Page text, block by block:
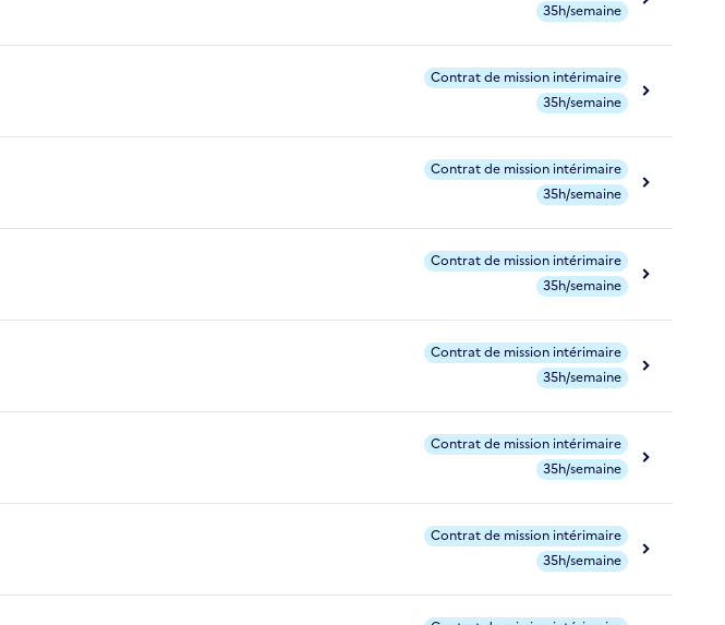
35h/semaine
Contrat de mission intérimaire
35h/semaine
Contrat de mission intérimaire
35h/semaine
Contrat de mission intérimaire
35h/semaine
Contrat de mission intérimaire
35h/semaine
Contrat de mission intérimaire
35h/semaine
Contrat de mission intérimaire
35h/semaine